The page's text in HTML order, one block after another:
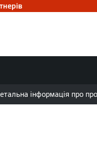
інформація про